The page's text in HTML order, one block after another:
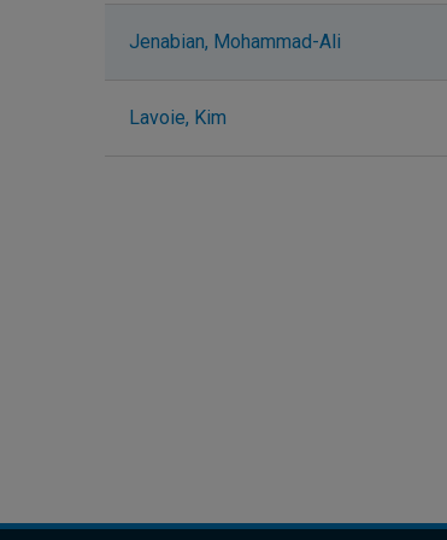
Jenabian, Mohammad-Ali
Lavoie, Kim